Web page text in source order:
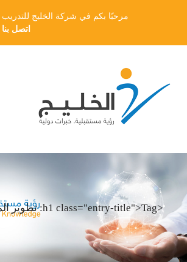
مرحبًا بكم في شركة الخليج للتدريب
اتصل بنا
<h1 class="entry-title">Tag: تطوير المهندسين</h1>